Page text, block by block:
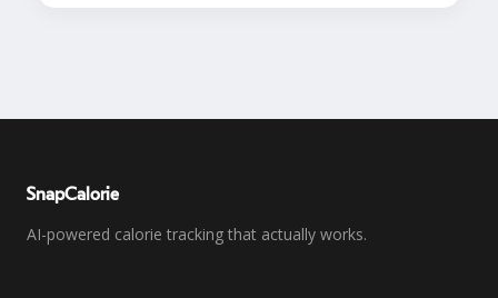
SnapCalorie
AI-powered calorie tracking that actually works.